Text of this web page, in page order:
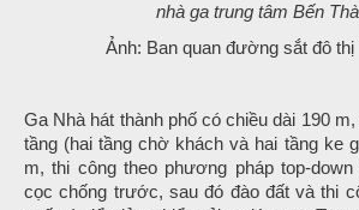
nhà ga trung tâm Bến
Ảnh: Ban quan đường sắt đô
Ga Nhà hát thành phố có chiều dài 190
tầng (hai tầng chờ khách và hai tầng ke
m, thi công theo phương pháp top-
cọc chống trước, sau đó đào đất và thi